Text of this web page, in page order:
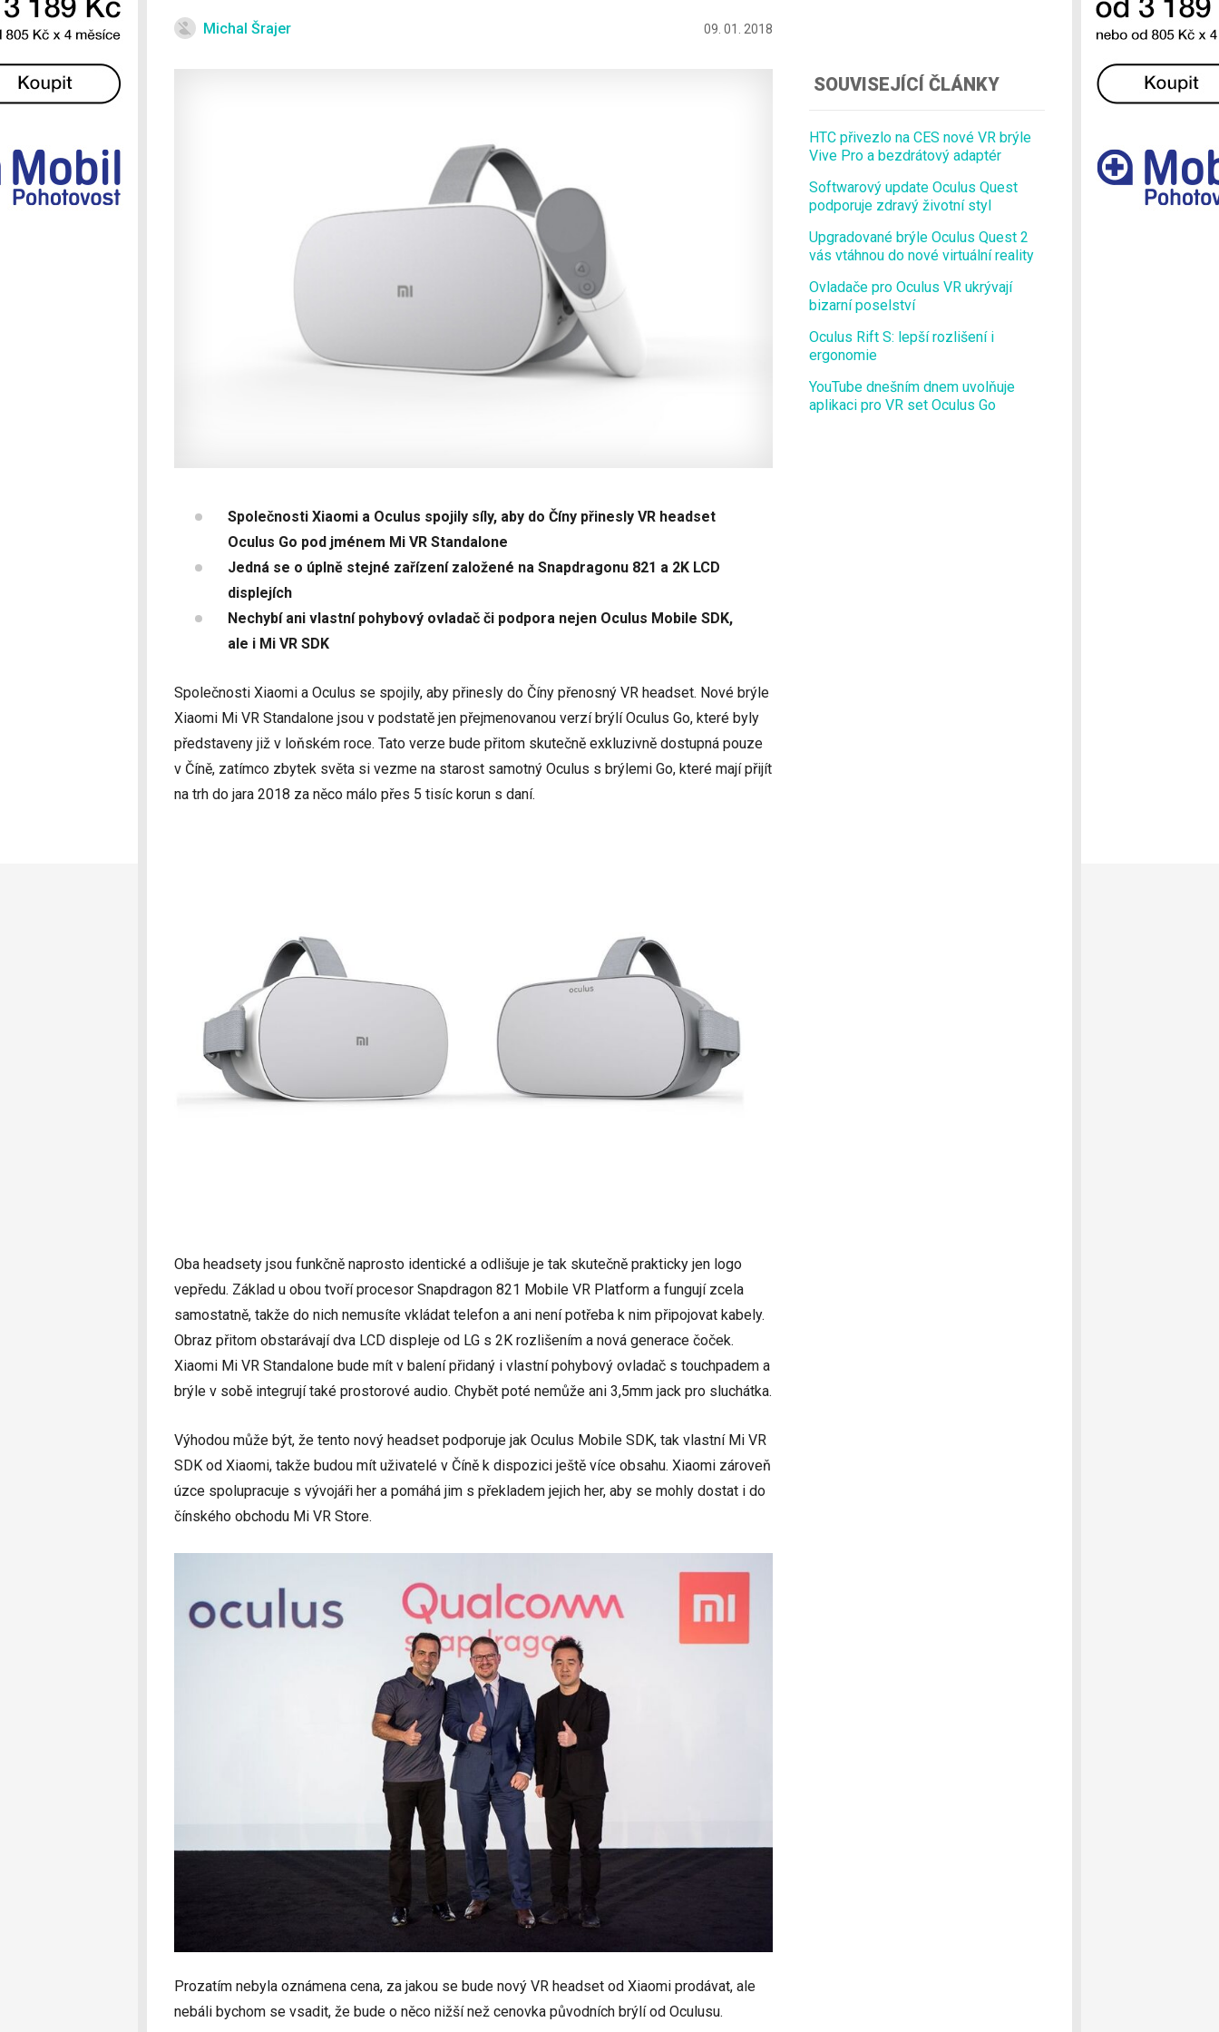
Michal Šrajer 09. 01. 2018
Společnosti Xiaomi a Oculus spojily síly, aby do Číny přinesly VR headset
Oculus Go pod jménem Mi VR Standalone
Jedná se o úplně stejné zařízení založené na Snapdragonu 821 a 2K LCD
displejích
Nechybí ani vlastní pohybový ovladač či podpora nejen Oculus Mobile SDK,
ale i Mi VR SDK
Společnosti Xiaomi a Oculus se spojily, aby přinesly do Číny přenosný VR headset. Nové brýle
Xiaomi Mi VR Standalone jsou v podstatě jen přejmenovanou verzí brýlí Oculus Go, které byly
představeny již v loňském roce. Tato verze bude přitom skutečně exkluzivně dostupná pouze
v Číně, zatímco zbytek světa si vezme na starost samotný Oculus s brýlemi Go, které mají přijít
na trh do jara 2018 za něco málo přes 5 tisíc korun s daní.
Oba headsety jsou funkčně naprosto identické a odlišuje je tak skutečně prakticky jen logo
vepředu. Základ u obou tvoří procesor Snapdragon 821 Mobile VR Platform a fungují zcela
samostatně, takže do nich nemusíte vkládat telefon a ani není potřeba k nim připojovat kabely.
Obraz přitom obstarávají dva LCD displeje od LG s 2K rozlišením a nová generace čoček.
Xiaomi Mi VR Standalone bude mít v balení přidaný i vlastní pohybový ovladač s touchpadem a
brýle v sobě integrují také prostorové audio. Chybět poté nemůže ani 3,5mm jack pro sluchátka.
Výhodou může být, že tento nový headset podporuje jak Oculus Mobile SDK, tak vlastní Mi VR
SDK od Xiaomi, takže budou mít uživatelé v Číně k dispozici ještě více obsahu. Xiaomi zároveň
úzce spolupracuje s vývojáři her a pomáhá jim s překladem jejich her, aby se mohly dostat i do
čínského obchodu Mi VR Store.
Prozatím nebyla oznámena cena, za jakou se bude nový VR headset od Xiaomi prodávat, ale
nebáli bychom se vsadit, že bude o něco nižší než cenovka původních brýlí od Oculusu.
SOUVISEJÍCÍ ČLÁNKY
HTC přivezlo na CES nové VR brýle
Vive Pro a bezdrátový adaptér
Softwarový update Oculus Quest
podporuje zdravý životní styl
Upgradované brýle Oculus Quest 2
vás vtáhnou do nové virtuální reality
Ovladače pro Oculus VR ukrývají
bizarní poselství
Oculus Rift S: lepší rozlišení i
ergonomie
YouTube dnešním dnem uvolňuje
aplikaci pro VR set Oculus Go